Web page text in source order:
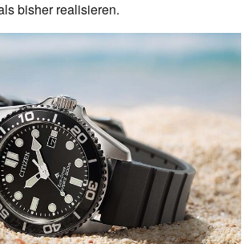
bisher realisieren.